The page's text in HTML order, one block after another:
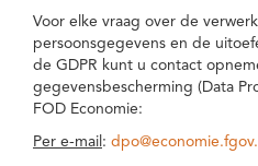
Voor elke vraag over de
persoonsgegevens en de
de GDPR kunt u contact
gegevensbescherming (Data
FOD Economie:
Per e-mail :